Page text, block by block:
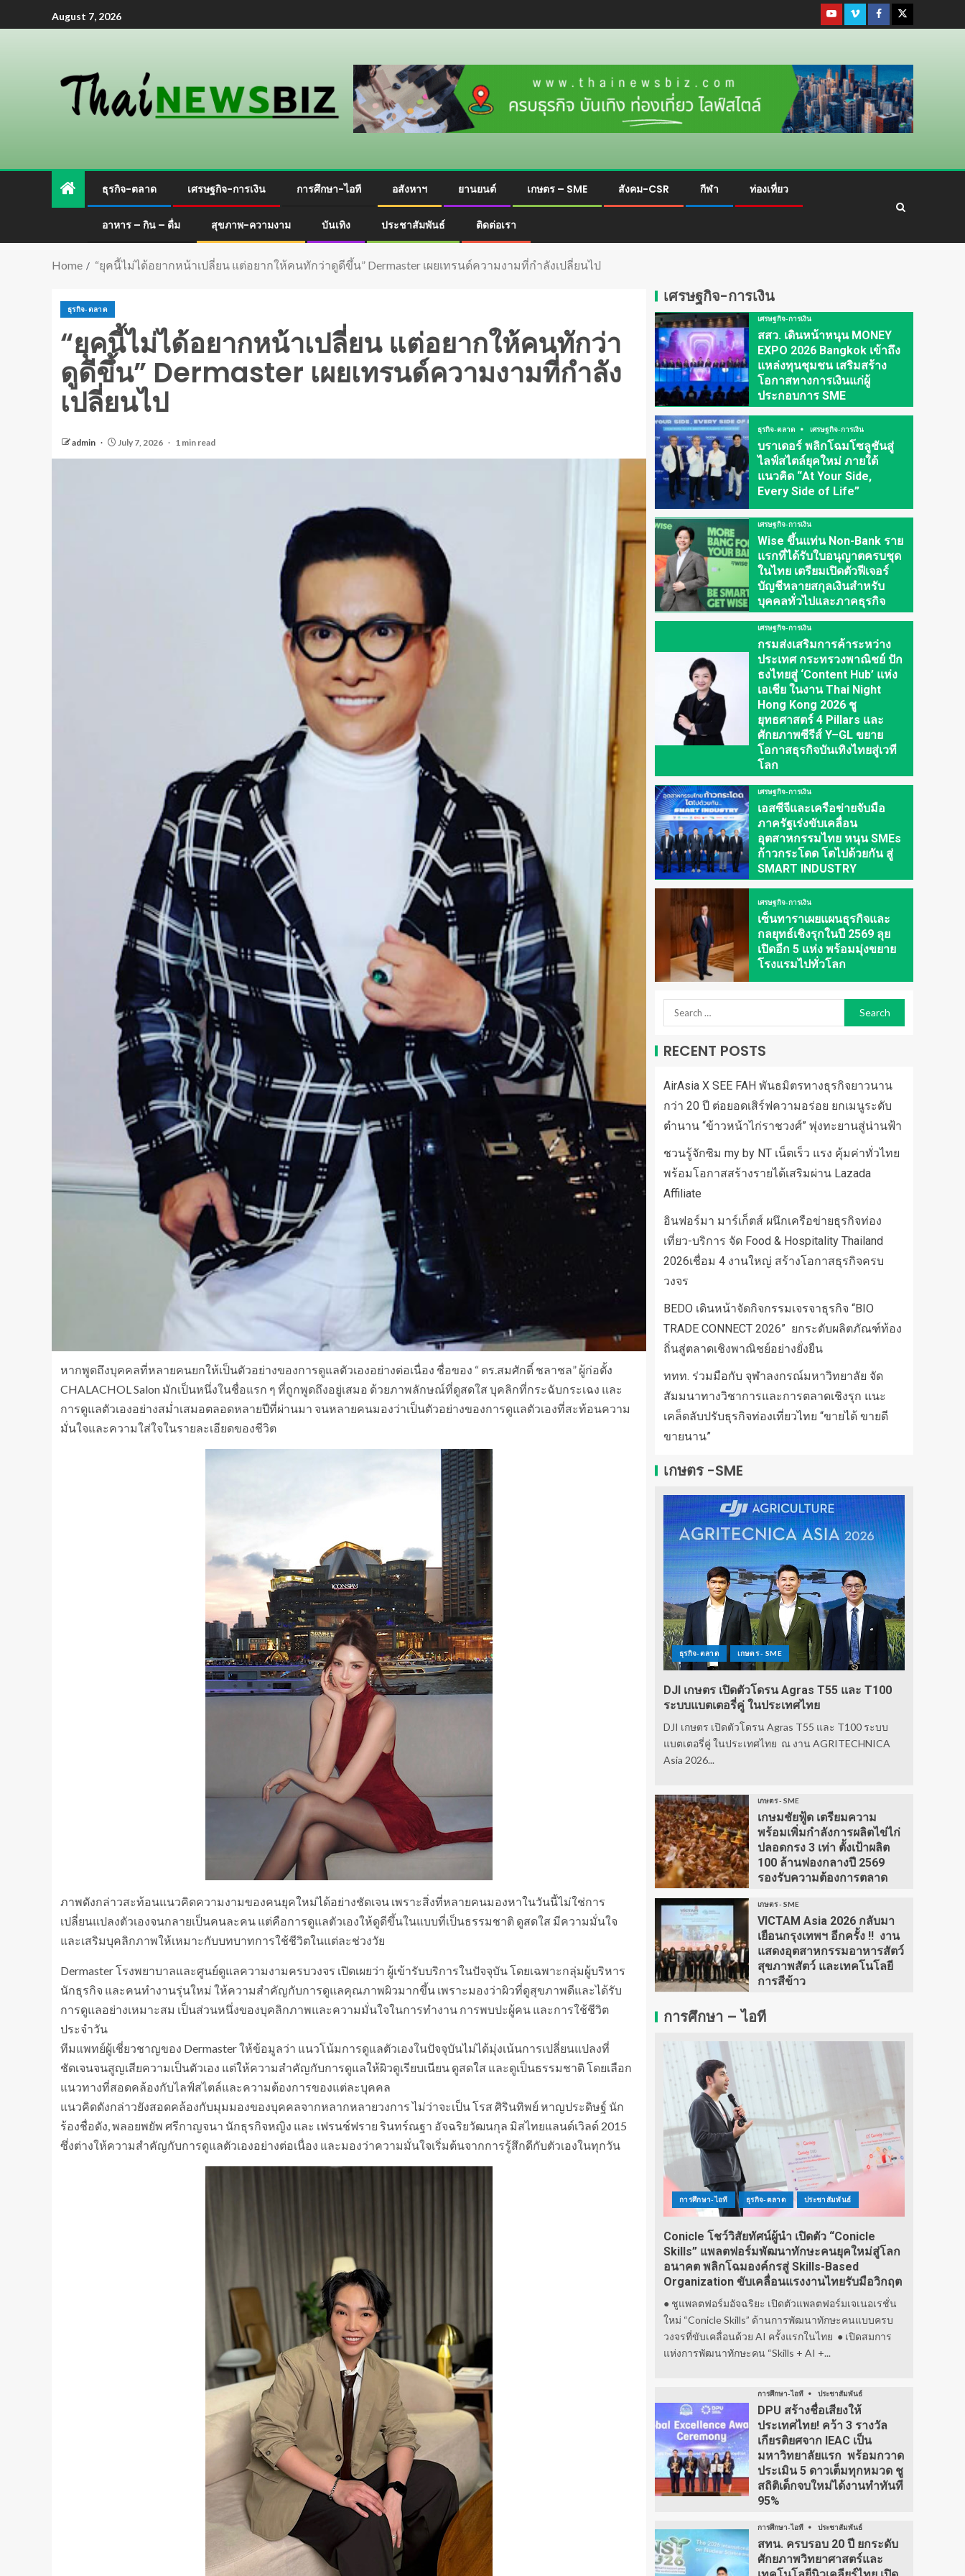
August 7, 2026
ธุรกิจ-ตลาด เศรษฐกิจ-การเงิน การศึกษา-ไอที อสังหาฯ ยานยนต์ เกษตร – SME สังคม-CSR กีฬา ท่องเที่ยว
อาหาร – กิน – ดื่ม สุขภาพ-ความงาม บันเทิง ประชาสัมพันธ์ ติดต่อเรา
Home “ยุคนี้ไม่ได้อยากหน้าเปลี่ยน แต่อยากให้คนทักว่าดูดีขึ้น” Dermaster เผยเทรนด์ความงามที่กำลังเปลี่ยนไป
ธุรกิจ-ตลาด
“ยุคนี้ไม่ได้อยากหน้าเปลี่ยน แต่อยากให้คนทักว่า
ดูดีขึ้น” Dermaster เผยเทรนด์ความงามที่กำลัง
เปลี่ยนไป
admin July 7, 2026 1 min read
​หากพูดถึงบุคคลที่หลายคนยกให้เป็นตัวอย่างของการดูแลตัวเองอย่างต่อเนื่อง ชื่อของ “ ดร.สมศักดิ์ ชลาชล” ผู้ก่อตั้ง
CHALACHOL Salon มักเป็นหนึ่งในชื่อแรก ๆ ที่ถูกพูดถึงอยู่เสมอ ด้วยภาพลักษณ์ที่ดูสดใส บุคลิกที่กระฉับกระเฉง และ
การดูแลตัวเองอย่างสม่ำเสมอตลอดหลายปีที่ผ่านมา จนหลายคนมองว่าเป็นตัวอย่างของการดูแลตัวเองที่สะท้อนความ
มั่นใจและความใส่ใจในรายละเอียดของชีวิต
ภาพดังกล่าวสะท้อนแนวคิดความงามของคนยุคใหม่ได้อย่างชัดเจน เพราะสิ่งที่หลายคนมองหาในวันนี้ไม่ใช่การ
เปลี่ยนแปลงตัวเองจนกลายเป็นคนละคน แต่คือการดูแลตัวเองให้ดูดีขึ้นในแบบที่เป็นธรรมชาติ ดูสดใส มีความมั่นใจ
และเสริมบุคลิกภาพให้เหมาะกับบทบาทการใช้ชีวิตในแต่ละช่วงวัย
Dermaster โรงพยาบาลและศูนย์ดูแลความงามครบวงจร เปิดเผยว่า ผู้เข้ารับบริการในปัจจุบัน โดยเฉพาะกลุ่มผู้บริหาร
นักธุรกิจ และคนทำงานรุ่นใหม่ ให้ความสำคัญกับการดูแลคุณภาพผิวมากขึ้น เพราะมองว่าผิวที่ดูสุขภาพดีและได้รับ
การดูแลอย่างเหมาะสม เป็นส่วนหนึ่งของบุคลิกภาพและความมั่นใจในการทำงาน การพบปะผู้คน และการใช้ชีวิต
ประจำวัน
​ทีมแพทย์ผู้เชี่ยวชาญของ Dermaster ให้ข้อมูลว่า แนวโน้มการดูแลตัวเองในปัจจุบันไม่ได้มุ่งเน้นการเปลี่ยนแปลงที่
ชัดเจนจนสูญเสียความเป็นตัวเอง แต่ให้ความสำคัญกับการดูแลให้ผิวดูเรียบเนียน ดูสดใส และดูเป็นธรรมชาติ โดยเลือก
แนวทางที่สอดคล้องกับไลฟ์สไตล์และความต้องการของแต่ละบุคคล
​แนวคิดดังกล่าวยังสอดคล้องกับมุมมองของบุคคลจากหลากหลายวงการ ไม่ว่าจะเป็น โรส ศิรินทิพย์ หาญประดิษฐ์ นัก
ร้องชื่อดัง, พลอยพยัพ ศรีกาญจนา นักธุรกิจหญิง และ เฟรนช์ฟราย รินทร์ณฐา อัจฉริยวัฒนกุล มิสไทยแลนด์เวิลด์ 2015
ซึ่งต่างให้ความสำคัญกับการดูแลตัวเองอย่างต่อเนื่อง และมองว่าความมั่นใจเริ่มต้นจากการรู้สึกดีกับตัวเองในทุกวัน
เศรษฐกิจ-การเงิน
เศรษฐกิจ-การเงิน
สสว. เดินหน้าหนุน MONEY
EXPO 2026 Bangkok เข้าถึง
แหล่งทุนชุมชน เสริมสร้าง
โอกาสทางการเงินแก่ผู้
ประกอบการ SME
ธุรกิจ-ตลาด เศรษฐกิจ-การเงิน
บราเดอร์ พลิกโฉมโซลูชันสู่
ไลฟ์สไตล์ยุคใหม่ ภายใต้
แนวคิด “At Your Side,
Every Side of Life”
เศรษฐกิจ-การเงิน
Wise ขึ้นแท่น Non-Bank ราย
แรกที่ได้รับใบอนุญาตครบชุด
ในไทย เตรียมเปิดตัวฟีเจอร์
บัญชีหลายสกุลเงินสำหรับ
บุคคลทั่วไปและภาคธุรกิจ
เศรษฐกิจ-การเงิน
กรมส่งเสริมการค้าระหว่าง
ประเทศ กระทรวงพาณิชย์ ปัก
ธงไทยสู่ ‘Content Hub’ แห่ง
เอเชีย ในงาน Thai Night
Hong Kong 2026 ชู
ยุทธศาสตร์ 4 Pillars และ
ศักยภาพซีรีส์ Y–GL ขยาย
โอกาสธุรกิจบันเทิงไทยสู่เวที
โลก
เศรษฐกิจ-การเงิน
เอสซีจีและเครือข่ายจับมือ
ภาครัฐเร่งขับเคลื่อน
อุตสาหกรรมไทย หนุน SMEs
ก้าวกระโดด โตไปด้วยกัน สู่
SMART INDUSTRY
เศรษฐกิจ-การเงิน
เซ็นทาราเผยแผนธุรกิจและ
กลยุทธ์เชิงรุกในปี 2569 ลุย
เปิดอีก 5 แห่ง พร้อมมุ่งขยาย
โรงแรมไปทั่วโลก
RECENT POSTS
AirAsia X SEE FAH พันธมิตรทางธุรกิจยาวนาน
กว่า 20 ปี ต่อยอดเสิร์ฟความอร่อย ยกเมนูระดับ
ตำนาน “ข้าวหน้าไก่ราชวงศ์” พุ่งทะยานสู่น่านฟ้า
ชวนรู้จักซิม my by NT เน็ตเร็ว แรง คุ้มค่าทั่วไทย
พร้อมโอกาสสร้างรายได้เสริมผ่าน Lazada
Affiliate
อินฟอร์มา มาร์เก็ตส์ ผนึกเครือข่ายธุรกิจท่อง
เที่ยว-บริการ จัด Food & Hospitality Thailand
2026เชื่อม 4 งานใหญ่ สร้างโอกาสธุรกิจครบ
วงจร
BEDO เดินหน้าจัดกิจกรรมเจรจาธุรกิจ “BIO
TRADE CONNECT 2026” ยกระดับผลิตภัณฑ์ท้อง
ถิ่นสู่ตลาดเชิงพาณิชย์อย่างยั่งยืน
ททท. ร่วมมือกับ จุฬาลงกรณ์มหาวิทยาลัย จัด
สัมมนาทางวิชาการและการตลาดเชิงรุก แนะ
เคล็ดลับปรับธุรกิจท่องเที่ยวไทย “ขายได้ ขายดี
ขายนาน”
เกษตร -SME
ธุรกิจ-ตลาด เกษตร - SME
DJI เกษตร เปิดตัวโดรน Agras T55 และ T100
ระบบแบตเตอรี่คู่ ในประเทศไทย
DJI เกษตร เปิดตัวโดรน Agras T55 และ T100 ระบบ
แบตเตอรี่คู่ ในประเทศไทย ณ งาน AGRITECHNICA
Asia 2026...
เกษตร - SME
เกษมชัยฟู้ด เตรียมความ
พร้อมเพิ่มกำลังการผลิตไข่ไก่
ปลอดกรง 3 เท่า ตั้งเป้าผลิต
100 ล้านฟองกลางปี 2569
รองรับความต้องการตลาด
เกษตร - SME
VICTAM Asia 2026 กลับมา
เยือนกรุงเทพฯ อีกครั้ง !! งาน
แสดงอุตสาหกรรมอาหารสัตว์
สุขภาพสัตว์ และเทคโนโลยี
การสีข้าว
การศึกษา – ไอที
การศึกษา-ไอที ธุรกิจ-ตลาด ประชาสัมพันธ์
Conicle โชว์วิสัยทัศน์ผู้นำ เปิดตัว “Conicle
Skills” แพลตฟอร์มพัฒนาทักษะคนยุคใหม่สู่โลก
อนาคต พลิกโฉมองค์กรสู่ Skills-Based
Organization ขับเคลื่อนแรงงานไทยรับมือวิกฤต
● ชูแพลตฟอร์มอัจฉริยะ เปิดตัวแพลตฟอร์มเจเนอเรชั่น
ใหม่ “Conicle Skills” ด้านการพัฒนาทักษะคนแบบครบ
วงจรที่ขับเคลื่อนด้วย AI ครั้งแรกในไทย ● เปิดสมการ
แห่งการพัฒนาทักษะคน “Skills + AI +...
การศึกษา-ไอที ประชาสัมพันธ์
DPU สร้างชื่อเสียงให้
ประเทศไทย! คว้า 3 รางวัล
เกียรติยศจาก IEAC เป็น
มหาวิทยาลัยแรก พร้อมกวาด
ประเมิน 5 ดาวเต็มทุกหมวด ชู
สถิติเด็กจบใหม่ได้งานทำทันที
95%
การศึกษา-ไอที ประชาสัมพันธ์
สทน. ครบรอบ 20 ปี ยกระดับ
ศักยภาพวิทยาศาสตร์และ